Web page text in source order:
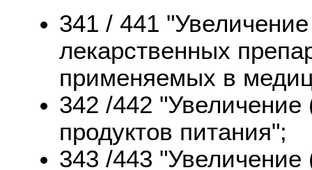
341 / 441
лекарственных
применяемых в
342 /442
продуктов питания";
343 /443